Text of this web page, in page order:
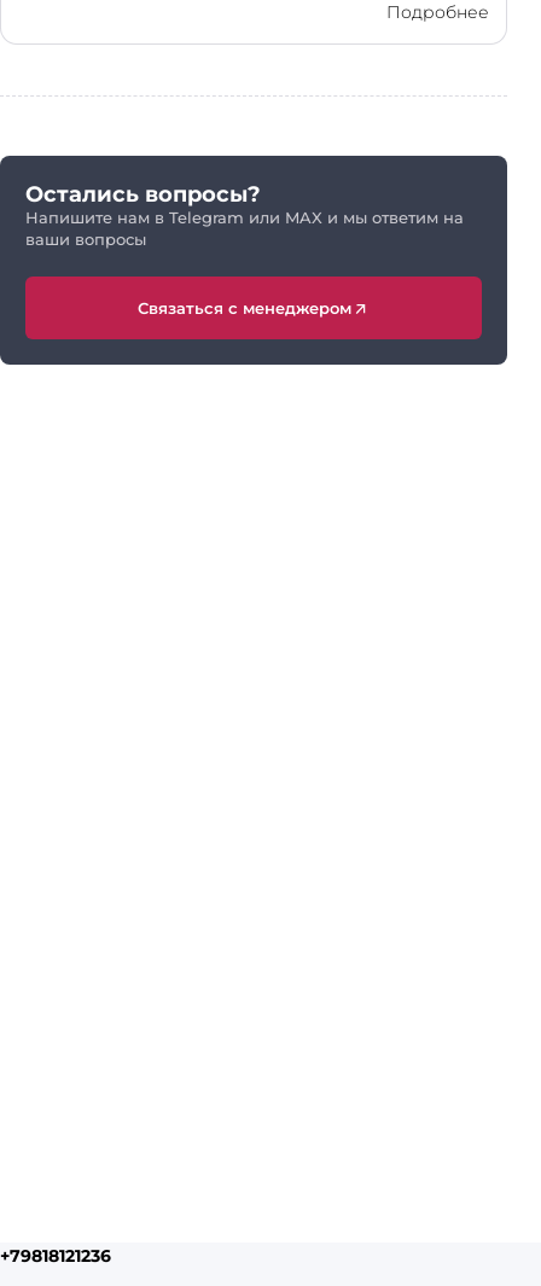
Подробнее
Остались вопросы?
Напишите нам в Telegram или MAX и мы ответим на
ваши вопросы
Связаться с менеджером
+79818121236